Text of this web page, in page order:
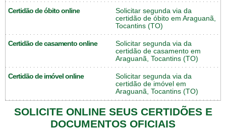
Certidão de óbito online
Solicitar segunda via da
certidão de óbito em Araguanã,
Tocantins (TO)
Certidão de casamento online
Solicitar segunda via da
certidão de casamento em
Araguanã, Tocantins (TO)
Certidão de imóvel online
Solicitar segunda via da
certidão de imóvel em
Araguanã, Tocantins (TO)
SOLICITE ONLINE SEUS CERTIDÕES E
DOCUMENTOS OFICIAIS